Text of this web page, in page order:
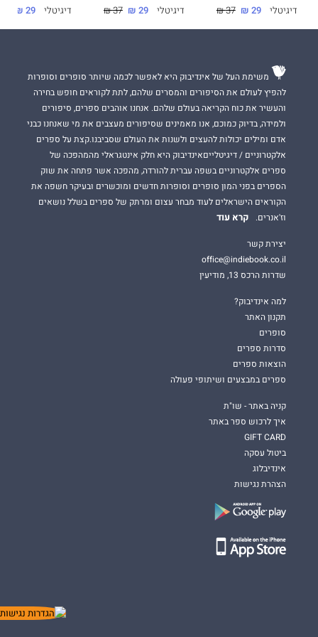
דיגיטלי 29 ₪
37 ₪
דיגיטלי 29 ₪
37 ₪
דיגיטלי 29 ₪
משימת העל של אינדיבוק היא לאפשר לכמה שיותר סופרים וסופרות
להפיץ לעולם את הסיפורים והמסרים שלהם, לתת לקוראים חופש בחירה
והעשיר את כוח הקריאה בעולם שלהם. אנחנו אוהבים ספרים, סיפורים
ולמידה, בדיוק כמוכם, אנו מאמינים שסיפורים מעצבים את מי שאנחנו כבני
אדם ומילים יכולות להעצים ולשנות את העולם שסביבנו.קצת על ספרים
אלקטרוניים / דיגיטלייםאינדיבוק היא חלק אינטגראלי מהמהפכה של
ספרים אלקטרוניים בשפה עברית להורדה, מהפכה אשר פתחה את שוק
הספרים בפני המון סופרים וסופרות חדשים ומוכשרים ובעיקר חשפה את
הקוראים הישראלים לעוד מבחר עצום ומרתק של ספרים בשלל נושאים
וז'אנרים.
קרא עוד
יצירת קשר
office@indiebook.co.il
שדרות הרכס 13, מודיעין
למה אינדיבוק?
תקנון האתר
סופרים
סדרות ספרים
הוצאות ספרים
ספרים במבצעים ושיתופי פעולה
קניה באתר - שו"ת
איך לרכוש ספר באתר
GIFT CARD
ביטול עסקה
אינדיבלוג
הצהרת נגישות